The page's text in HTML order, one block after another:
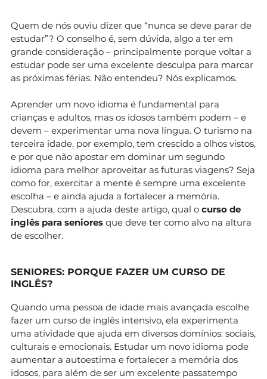
Quem de nós ouviu dizer que “nunca se deve parar de
estudar”? O conselho é, sem dúvida, algo a ter em
grande consideração – principalmente porque voltar a
estudar pode ser uma excelente desculpa para marcar
as próximas férias. Não entendeu? Nós explicamos.
Aprender um novo idioma é fundamental para
crianças e adultos, mas os idosos também podem – e
devem – experimentar uma nova língua. O turismo na
terceira idade, por exemplo, tem crescido a olhos vistos,
e por que não apostar em dominar um segundo
idioma para melhor aproveitar as futuras viagens? Seja
como for, exercitar a mente é sempre uma excelente
escolha – e ainda ajuda a fortalecer a memória.
Descubra, com a ajuda deste artigo, qual o curso de
inglês para seniores que deve ter como alvo na altura
de escolher.
SENIORES: PORQUE FAZER UM CURSO DE
INGLÊS?
Quando uma pessoa de idade mais avançada escolhe
fazer um curso de inglês intensivo, ela experimenta
uma atividade que ajuda em diversos domínios: sociais,
culturais e emocionais. Estudar um novo idioma pode
aumentar a autoestima e fortalecer a memória dos
idosos, para além de ser um excelente passatempo